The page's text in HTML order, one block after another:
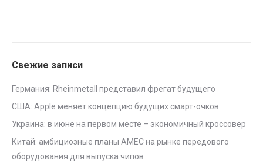
Свежие записи
Германия: Rheinmetall представил фрегат будущего
США: Apple меняет концепцию будущих смарт-очков
Украина: в июне на первом месте – экономичный кроссовер
Китай: амбициозные планы AMEC на рынке передового
оборудования для выпуска чипов